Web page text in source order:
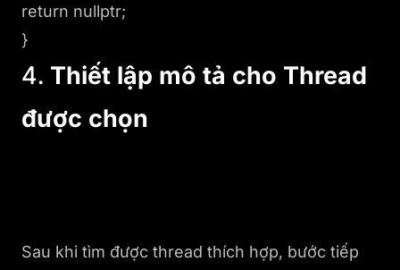
return nullptr;
}
4. Thiết lập mô tả cho Thread
được chọn
Sau khi tìm được thread thích hợp, bước tiếp